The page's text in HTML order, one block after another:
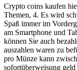
Crypto coins kaufen
Themen, 4. Es wird
Spaß immer im
am Smartphone und
können Sie auch
auszahlen waren zu
pro Münze kann
sofortüberweisung